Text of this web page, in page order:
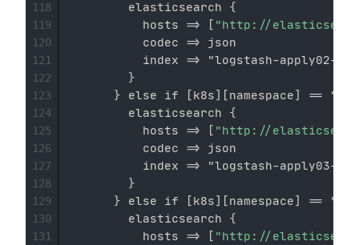
        elasticsearch
{
          hosts =
> [ "http://
          codec =
> json
          index =
> "logstash-apply02-
}
} else if [k8s] [namespace]
==
        elasticsearch
{
          hosts =
> [ "http://
          codec =
> json
          index =
> "logstash-apply03-
}
} else if [k8s] [namespace]
==
        elasticsearch
{
          hosts =
> [ "http://
118
119
120
121
122
123
124
125
126
127
128
129
130
131